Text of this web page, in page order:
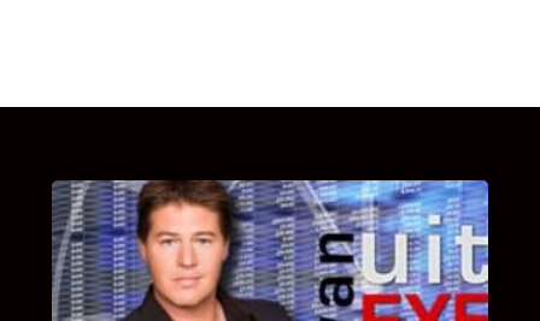
UITSTEL VAN EXECUTIE
Bekijk hier de fragmenten van de deelname
van Bricks and Stones aan dit programma.